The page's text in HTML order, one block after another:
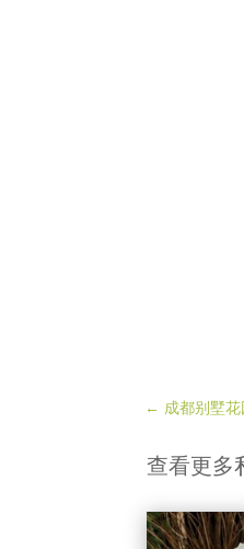
← 成都别墅
查看更多